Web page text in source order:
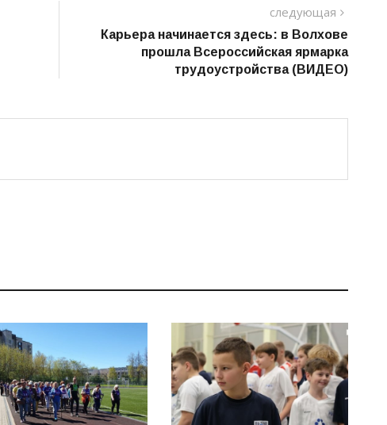
следующая
Карьера начинается здесь: в Волхове
прошла Всероссийская ярмарка
трудоустройства (ВИДЕО)